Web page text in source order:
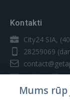
Kontakti
City24 SIA,
28259069
Mums